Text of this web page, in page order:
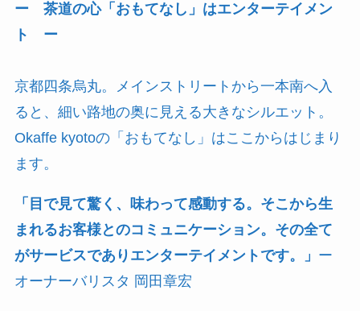
ー 茶道の心「おもてなし」はエンターテイメン
ト ー
京都四条烏丸。メインストリートから一本南へ入
ると、細い路地の奥に見える大きなシルエット。
Okaffe kyotoの「おもてなし」はここからはじまり
ます。
「目で見て驚く、味わって感動する。そこから生
まれるお客様とのコミュニケーション。その全て
がサービスでありエンターテイメントです。」 ー
オーナーバリスタ 岡田章宏